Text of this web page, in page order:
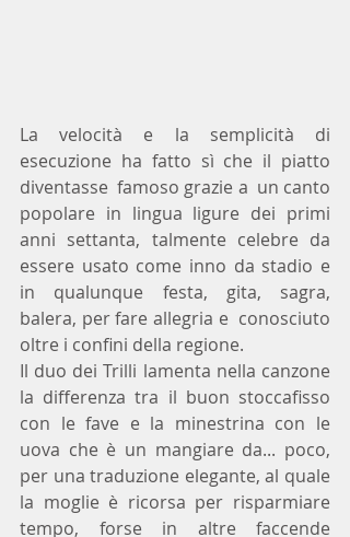
La velocità e la semplicità di
esecuzione ha fatto sì che il piatto
diventasse  famoso grazie a  un canto
popolare in lingua ligure dei primi
anni settanta, talmente celebre da
essere usato come inno da stadio e
in qualunque festa, gita, sagra,
balera, per fare allegria e  conosciuto
oltre i confini della regione.
Il duo dei Trilli lamenta nella canzone
la differenza tra il buon stoccafisso
con le fave e la minestrina con le
uova che è un mangiare da... poco,
per una traduzione elegante, al quale
la moglie è ricorsa per risparmiare
tempo, forse in altre faccende